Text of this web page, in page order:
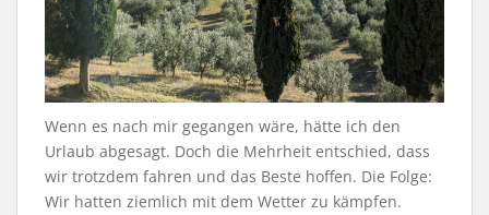
Wenn es nach mir gegangen wäre, hätte ich den
Urlaub abgesagt. Doch die Mehrheit entschied, dass
wir trotzdem fahren und das Beste hoffen. Die Folge:
Wir hatten ziemlich mit dem Wetter zu kämpfen.